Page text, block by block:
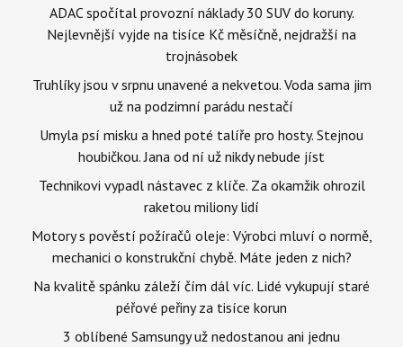
ADAC spočítal provozní náklady 30 SUV do koruny.
Nejlevnější vyjde na tisíce Kč měsíčně, nejdražší na
trojnásobek
Truhlíky jsou v srpnu unavené a nekvetou. Voda sama jim
už na podzimní parádu nestačí
Umyla psí misku a hned poté talíře pro hosty. Stejnou
houbičkou. Jana od ní už nikdy nebude jíst
Technikovi vypadl nástavec z klíče. Za okamžik ohrozil
raketou miliony lidí
Motory s pověstí požíračů oleje: Výrobci mluví o normě,
mechanici o konstrukční chybě. Máte jeden z nich?
Na kvalitě spánku záleží čím dál víc. Lidé vykupují staré
péřové peřiny za tisíce korun
3 oblíbené Samsungy už nedostanou ani jednu